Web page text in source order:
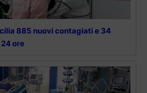
885 nuovi contagiati e 34
ore